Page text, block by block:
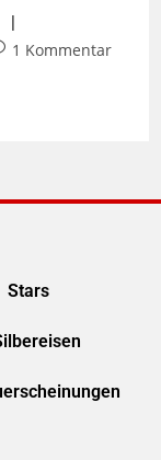
1 Kommentar
Stars